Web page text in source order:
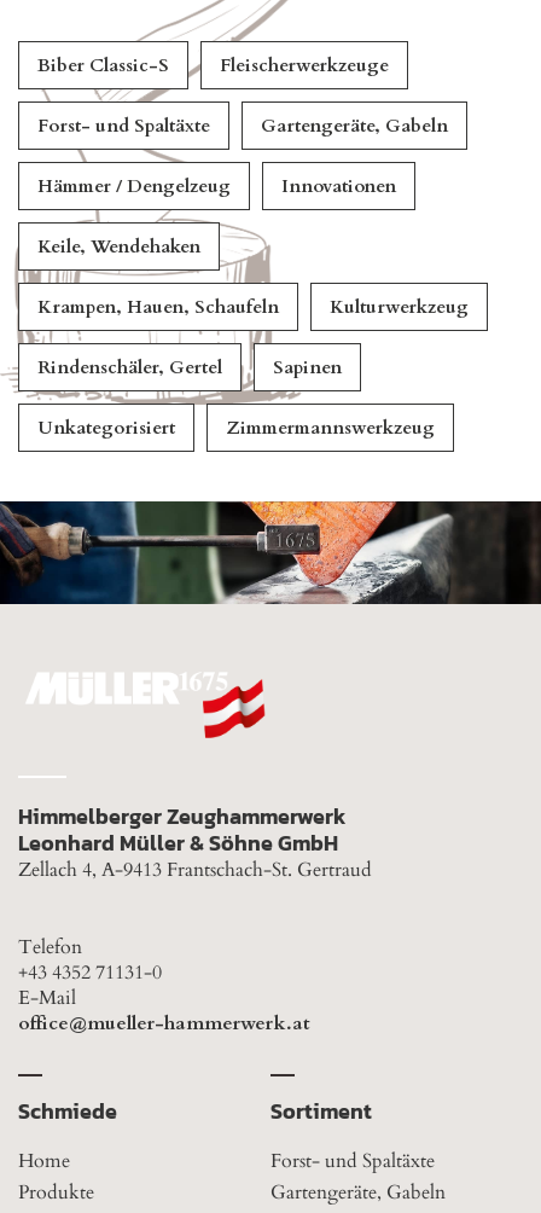
Biber Classic-S Fleischerwerkzeuge
Forst- und Spaltäxte Gartengeräte, Gabeln
Hämmer / Dengelzeug Innovationen
Keile, Wendehaken
Krampen, Hauen, Schaufeln Kulturwerkzeug
Rindenschäler, Gertel Sapinen
Unkategorisiert Zimmermannswerkzeug
Himmelberger Zeughammerwerk
Leonhard Müller & Söhne GmbH
Zellach 4, A-9413 Frantschach-St. Gertraud
Telefon
+43 4352 71131-0
E-Mail
office@mueller-hammerwerk.at
Schmiede
Home
Produkte
Sortiment
Forst- und Spaltäxte
Gartengeräte, Gabeln